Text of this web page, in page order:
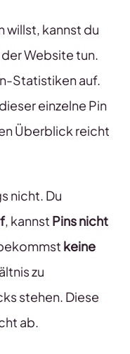
willst, kannst du
Website tun.
Statistiken auf.
einzelne Pin
Überblick reicht
nicht. Du
, kannst Pins nicht
keine
zu
stehen. Diese
ab.